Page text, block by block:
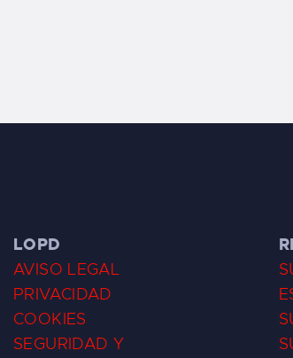
LOPD
AVISO LEGAL
PRIVACIDAD
COOKIES
SEGURIDAD Y